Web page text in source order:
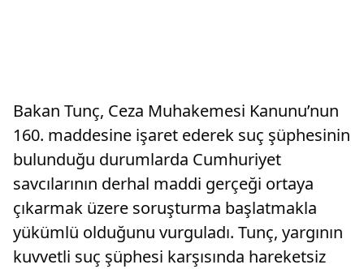
Bakan Tunç, Ceza Muhakemesi Kanunu’nun
160. maddesine işaret ederek suç şüphesinin
bulunduğu durumlarda Cumhuriyet
savcılarının derhal maddi gerçeği ortaya
çıkarmak üzere soruşturma başlatmakla
yükümlü olduğunu vurguladı. Tunç, yargının
kuvvetli suç şüphesi karşısında hareketsiz